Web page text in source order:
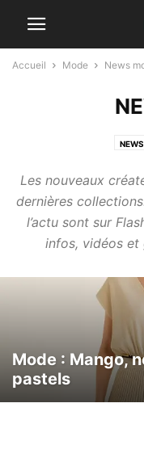
Accueil Mode News
Les nouveaux
dernières
l’actu sont sur
infos, vidéos et
Mode : Mango,
pastels